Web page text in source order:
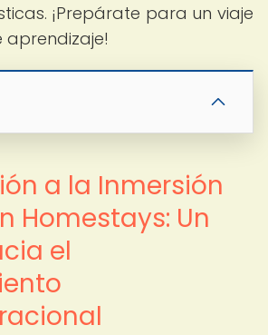
¡Prepárate para un viaje
aprendizaje!
a la Inmersión
Homestays: Un
el